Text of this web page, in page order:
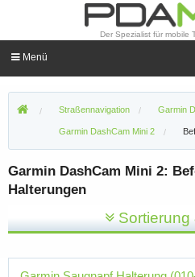
Der Spezialist für mobile
Menü
Straßennavigation Garmin
Garmin DashCam Mini 2
Garmin DashCam Mini 2:
Halterungen
Sortierung